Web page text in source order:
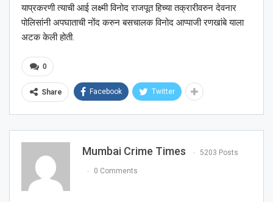
याप्रकरणी त्याची आई लक्ष्मी विनोद राजपूत हिच्या तक्रारीवरुन देवनार
पोलिसांनी अपघाताची नोंद करुन बसचालक विनोद आप्पाजी रणखांबे याला
अटक केली होती.
0
Share Facebook Twitter
Mumbai Crime Times 5203 Posts
0 Comments